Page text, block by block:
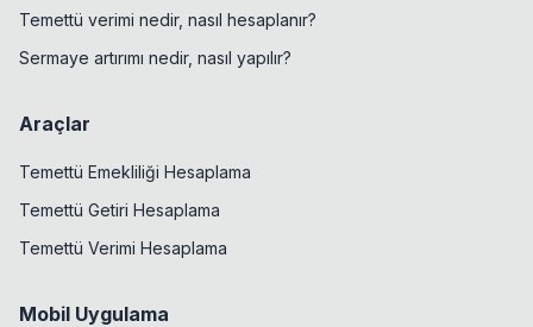
Temettü verimi nedir, nasıl hesaplanır?
Sermaye artırımı nedir, nasıl yapılır?
Araçlar
Temettü Emekliliği Hesaplama
Temettü Getiri Hesaplama
Temettü Verimi Hesaplama
Mobil Uygulama